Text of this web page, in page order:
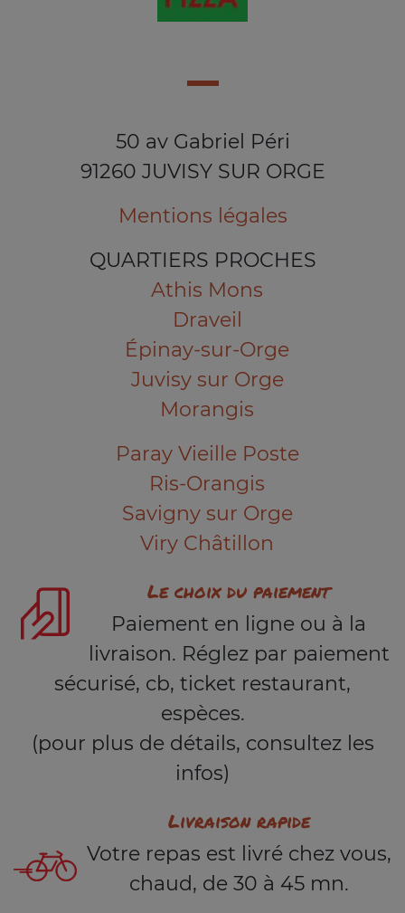
50 av Gabriel Péri
91260 JUVISY SUR ORGE
Mentions légales
QUARTIERS PROCHES
Athis Mons
Draveil
Épinay-sur-Orge
Juvisy sur Orge
Morangis
Paray Vieille Poste
Ris-Orangis
Savigny sur Orge
Viry Châtillon
Le choix du paiement
Paiement en ligne ou à la
livraison. Réglez par paiement
sécurisé, cb, ticket restaurant,
espèces.
(pour plus de détails, consultez les
infos)
Livraison rapide
Votre repas est livré chez vous,
chaud, de 30 à 45 mn.